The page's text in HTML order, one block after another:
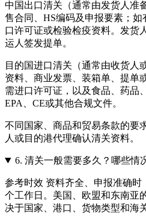
中国出口清关（通常由发货人准
售合同、HS编码及申报要素；
口许可证或检验检疫资料。发货
运人签发提单。
目的国进口清关（通常由收货人
资料、商业发票、装箱单、提单
需进口许可证，以及食品、药品
EPA、CE或其他合规文件。
不同国家、商品和贸易条款的要
人或目的港代理确认清关资料。
6. 清关一般需要多久？哪些情
参考时效 资料齐全、申报准确
个工作日。美国、欧盟和东南亚
决于国家、港口、货物类型和海